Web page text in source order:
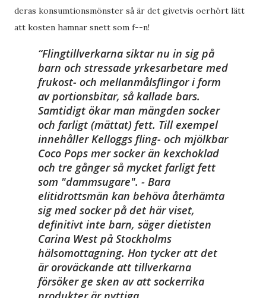
deras konsumtionsmönster så är det givetvis oerhört lätt
att kosten hamnar snett som f--n!
Flingtillverkarna siktar nu in sig på
barn och stressade yrkesarbetare med
frukost- och mellanmålsflingor i form
av portionsbitar, så kallade bars.
Samtidigt ökar man mängden socker
och farligt (mättat) fett. Till exempel
innehåller Kelloggs fling- och mjölkbar
Coco Pops mer socker än kexchoklad
och tre gånger så mycket farligt fett
som "dammsugare". - Bara
elitidrottsmän kan behöva återhämta
sig med socker på det här viset,
definitivt inte barn, säger dietisten
Carina West på Stockholms
hälsomottagning. Hon tycker att det
är oroväckande att tillverkarna
försöker ge sken av att sockerrika